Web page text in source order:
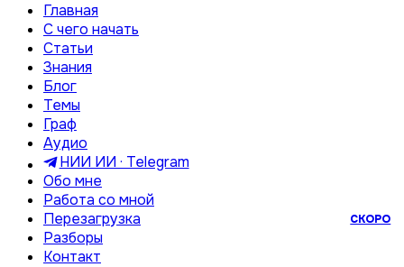
Главная
С чего начать
Статьи
Знания
Блог
Темы
Граф
Аудио
НИИ ИИ · Telegram
Обо мне
Работа со мной
Перезагрузка
СКОРО
Разборы
Контакт